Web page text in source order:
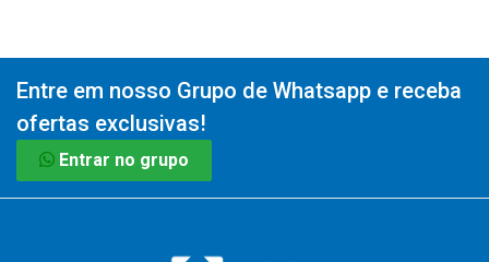
Entre em nosso Grupo de Whatsapp e receba
ofertas exclusivas!
Entrar no grupo